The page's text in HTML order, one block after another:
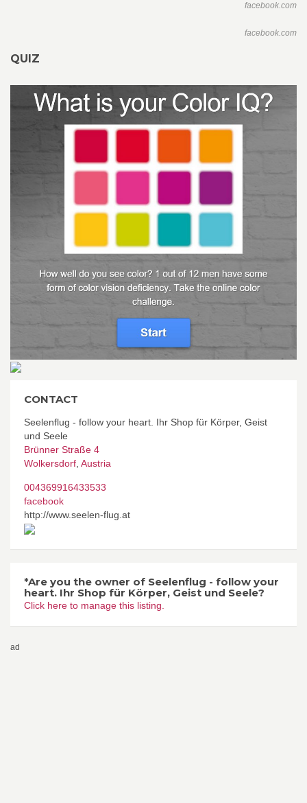
facebook.com
facebook.com
QUIZ
CONTACT
Seelenflug - follow your heart. Ihr Shop für Körper, Geist
und Seele
Brünner Straße 4
Wolkersdorf Austria
004369916433533
facebook
http://www.seelen-flug.at
*Are you the owner of Seelenflug - follow your
heart. Ihr Shop für Körper, Geist und Seele?
Click here to manage this listing.
ad